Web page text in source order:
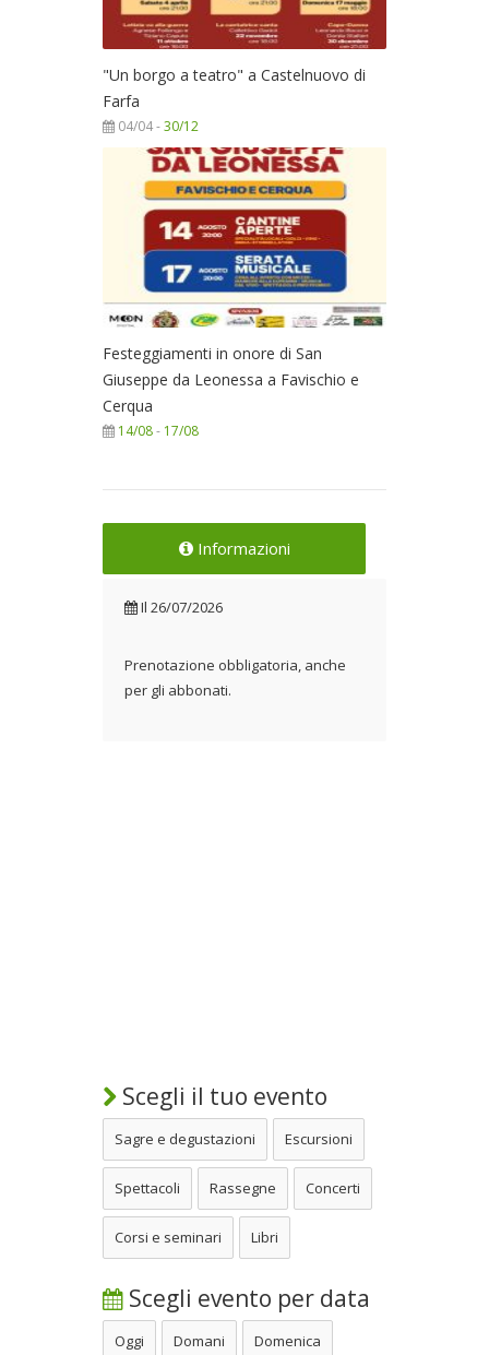
"Un borgo a teatro" a Castelnuovo di
Farfa
04/04 -30/12
Festeggiamenti in onore di San
Giuseppe da Leonessa a Favischio e
Cerqua
14/08- 17/08
Informazioni
Il 26/07/2026
Prenotazione obbligatoria, anche
per gli abbonati.
Scegli il tuo evento
Sagre e degustazioni Escursioni
Spettacoli Rassegne Concerti
Corsi e seminari Libri
Scegli evento per data
Oggi Domani Domenica